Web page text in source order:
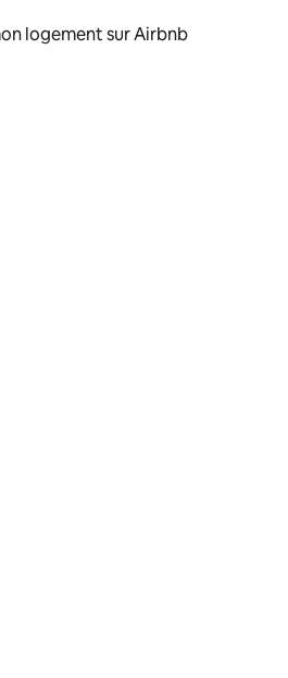
logement sur Airbnb